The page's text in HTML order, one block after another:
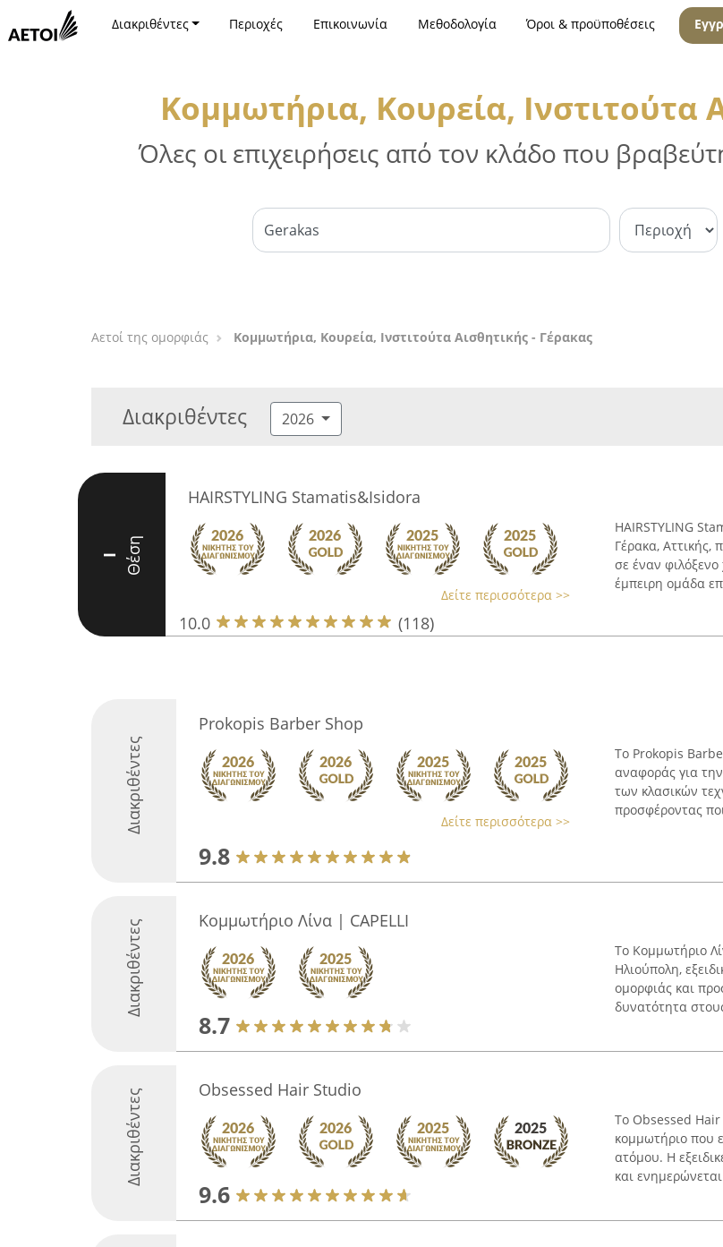
Διακριθέντες Περιοχές Επικοινωνία Μεθοδολογία Όροι & προϋποθέσεις
Κομμωτήρια, Κουρεία, Ινστιτούτα
Όλες οι επιχειρήσεις από τον κλάδο που
Αετοί της ομορφιάς Κομμωτήρια, Κουρεία, Ινστιτούτα Αισθητικής - Γέρακας
Διακριθέντες 2026
I Θέση
HAIRSTYLING Stamatis&Isidora
Δείτε περισσότερα >>
10.0 (118)
HAIRSTYLING
Γέρακα, Αττικής,
σε έναν
έμπειρη ομάδα
Διακριθέντες
Prokopis Barber Shop
Δείτε περισσότερα >>
9.8
Το Prokopis
αναφοράς για
των κλασικών
προσφέροντας
Διακριθέντες Κομμωτήριο Λίνα | CAPELLI
8.7
Το Κομμωτήριο
Ηλιούπολη,
ομορφιάς και
δυνατότητα
Διακριθέντες Obsessed Hair Studio
9.6
Το Obsessed Hair
κομμωτήριο που
ατόμου. Η
και